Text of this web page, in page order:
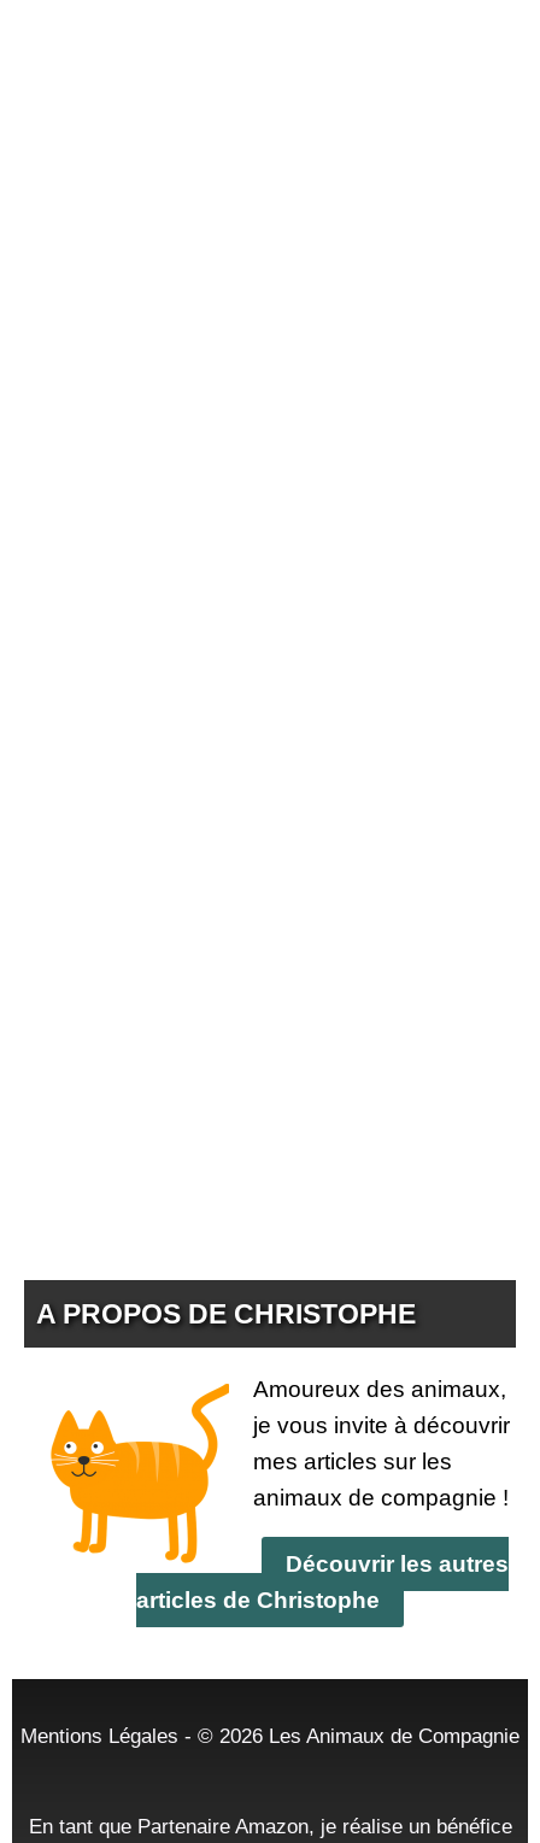
A PROPOS DE CHRISTOPHE
Amoureux des animaux,
je vous invite à découvrir
mes articles sur les
animaux de compagnie !
Découvrir les autres
articles de Christophe
Mentions Légales - © 2026 Les Animaux de Compagnie
En tant que Partenaire Amazon, je réalise un bénéfice